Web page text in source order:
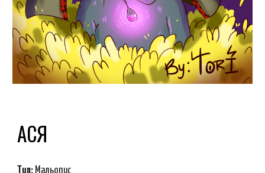
АСЯ
Тип: Мальопис